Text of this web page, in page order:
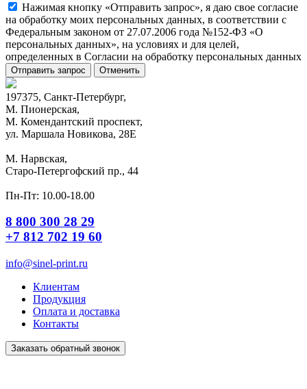
Нажимая кнопку «Отправить запрос», я даю свое согласие
на обработку моих персональных данных, в соответствии с
Федеральным законом от 27.07.2006 года №152-ФЗ «О
персональных данных», на условиях и для целей,
определенных в Согласии на обработку персональных данных
Отправить запрос Отменить
197375, Санкт-Петербург,
М. Пионерская,
М. Комендантский проспект,
ул. Маршала Новикова, 28Е
М. Нарвская,
Старо-Петергофский пр., 44
Пн-Пт: 10.00-18.00
8 800 300 28 29
+7 812 702 19 60
info@sinel-print.ru
Клиентам
Продукция
Оплата и доставка
Контакты
Заказать обратный звонок